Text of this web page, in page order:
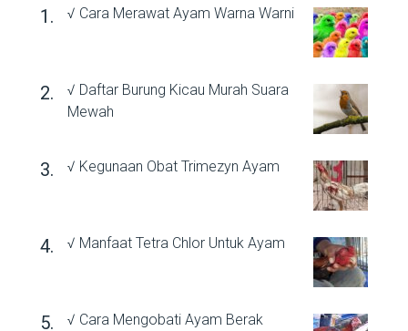
√ Cara Merawat Ayam Warna Warni
√ Daftar Burung Kicau Murah Suara
Mewah
√ Kegunaan Obat Trimezyn Ayam
√ Manfaat Tetra Chlor Untuk Ayam
√ Cara Mengobati Ayam Berak